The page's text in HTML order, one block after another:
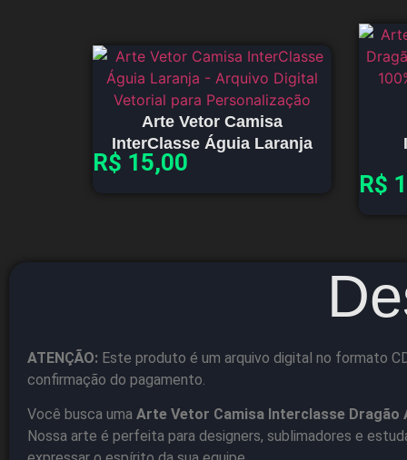
Arte Vetor Camisa
InterClasse Águia Laranja
R$ 15,00
R$
ATENÇÃO: Este produto é um arquivo digital no formato
confirmação do pagamento.
Você busca uma Arte Vetor Camisa Interclasse Dragão
Nossa arte é perfeita para designers, sublimadores e